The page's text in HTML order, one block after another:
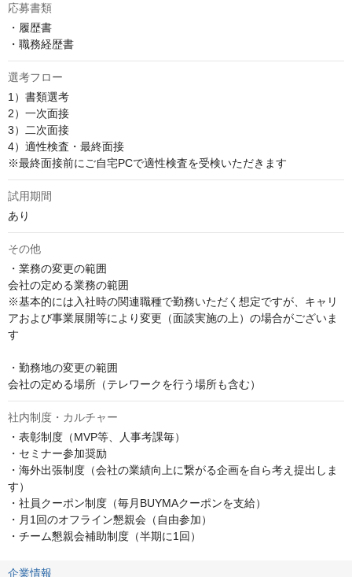
応募書類
・履歴書
・職務経歴書
選考フロー
1）書類選考
2）一次面接
3）二次面接
4）適性検査・最終面接
※最終面接前にご自宅PCで適性検査を受検いただきます
試用期間
あり
その他
・業務の変更の範囲
会社の定める業務の範囲
※基本的には入社時の関連職種で勤務いただく想定ですが、キャリ
アおよび事業展開等により変更（面談実施の上）の場合がございま
す
・勤務地の変更の範囲
会社の定める場所（テレワークを行う場所も含む）
社内制度・カルチャー
・表彰制度（MVP等、人事考課毎）
・セミナー参加奨励
・海外出張制度（会社の業績向上に繋がる企画を自ら考え提出しま
す）
・社員クーポン制度（毎月BUYMAクーポンを支給）
・月1回のオフライン懇親会（自由参加）
・チーム懇親会補助制度（半期に1回）
企業情報